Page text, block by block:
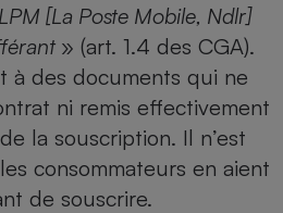
[La Poste Mobile, Ndlr]
» (art. 1.4 des CGA).
à des documents qui ne
ni remis effectivement
la souscription. Il n’est
consommateurs en aient
de souscrire.
Robot ménager